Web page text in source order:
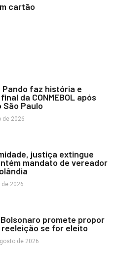
cartão
Pando faz história e
da CONMEBOL após
Paulo
de 2026
justiça extingue
mandato de vereador
2026
promete propor
reeleição se for eleito
de 2026